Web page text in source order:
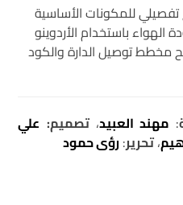
للمكونات الأساسية
الهواء باستخدام الأردوينو
توصيل الدارة والكود
: مهند العبيد،تصميم: علي
،تحرير:رؤى حمود